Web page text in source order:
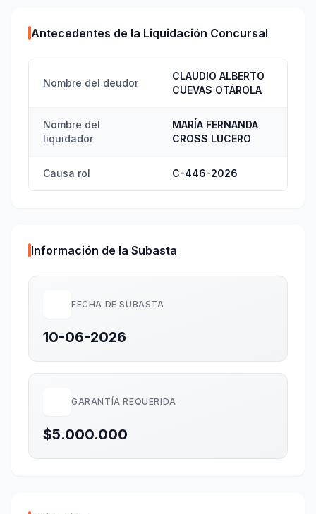
Antecedentes de la Liquidación Concursal
Nombre del deudor
CLAUDIO ALBERTO
CUEVAS OTÁROLA
Nombre del
liquidador
MARÍA FERNANDA
CROSS LUCERO
Causa rol C-446-2026
Información de la Subasta
FECHA DE SUBASTA
10-06-2026
GARANTÍA REQUERIDA
$5.000.000